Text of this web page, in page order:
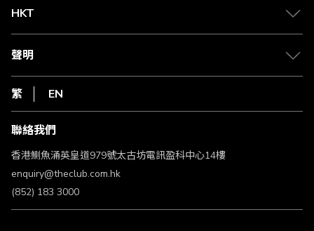
Club Shopping 商品領取站
常見問題
HKT
csl.
1010
HKT
聲明
私隱聲明
使用條款
條款及細則
不歧視及不騷擾聲明
認可牌照及通告
繁 EN
聯絡我們
香港鰂魚涌英皇道979號太古坊電訊盈科中心14樓
enquiry@theclub.com.hk
(852) 183 3000